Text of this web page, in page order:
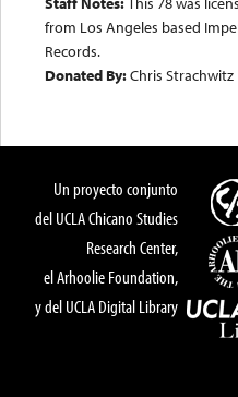
from Los Angeles based
Records.
Donated By:Chris Strachwitz
Un proyecto conjunto
del UCLA Chicano Studies
Research Center,
el Arhoolie Foundation,
y del UCLA Digital Library